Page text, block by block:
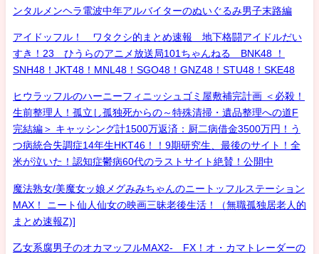
ンタルメンヘラ電波中年アルバイターのぬいぐるみ男子末路編
アイドッフル！ ワタクシ的まとめ速報 地下格闘アイドルだい
すき！23 ひうらのアニメ放送局101ちゃんねる BNK48 ！
SNH48！JKT48！MNL48！SGO48！GNZ48！STU48！SKE48
ヒウラッフルのハーニーフィニッシュゴミ屋敷補完計画 ＜必殺！
生前整理人！孤立し孤独死からの～特殊清掃・遺品整理への道F
完結編＞ キャッシング計1500万返済：厨二病借金3500万円！う
つ病統合失調症14年生HKT46！！9期研究生、最後のサイト！全
米が泣いた！認知症鬱病60代のラストサイト絶賛！公開中
魔法熟女/美魔女ッ娘メグみみちゃんのニートッフルステーション
MAX！ ニート仙人仙女の映画三昧老後生活！（無職孤独居老人的
まとめ速報Z)]
乙女系腐男子のオカマッフルMAX2- FX！オ・カマトレーダーの